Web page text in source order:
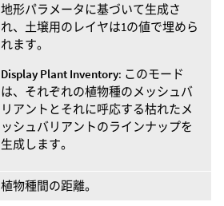
地形パラメータに基づいて生成さ
れ、土壌用のレイヤは1の値で埋めら
れます。
Display Plant Inventory: このモード
は、それぞれの植物種のメッシュバ
リアントとそれに呼応する枯れたメ
ッシュバリアントのラインナップを
生成します。
植物種間の距離。